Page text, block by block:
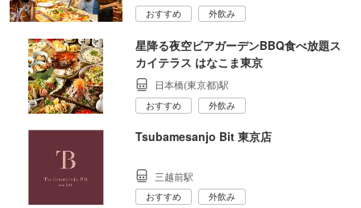
おすすめ 外飲み
星降る夜空ビアガーデンBBQ食べ放題ス
カイテラス はなこま東京
日本橋(東京都)駅
おすすめ 外飲み
Tsubamesanjo Bit 東京店
三越前駅
おすすめ 外飲み